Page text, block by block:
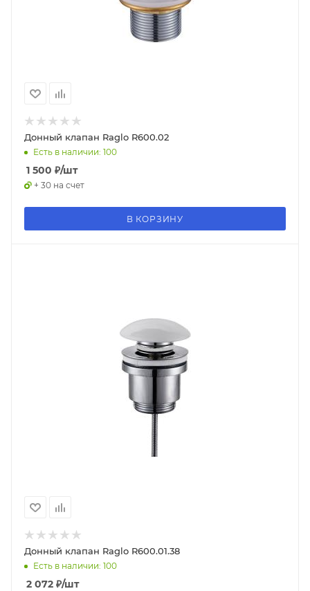
Донный клапан Raglo R600.02
Есть в наличии: 100
1 500 ₽/шт
+ 30 на счет
В КОРЗИНУ
Донный клапан Raglo R600.01.38
Есть в наличии: 100
2 072 ₽/шт